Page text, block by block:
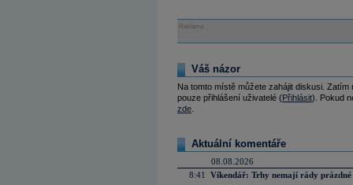
Reklama
Váš názor
Na tomto místě můžete zahájit diskusi.
pouze přihlášení uživatelé (Přihlásit). Pokud
zde
Aktuální komentáře
08.08.2026
8:41
Víkendář: Trhy nemají rády prázdné